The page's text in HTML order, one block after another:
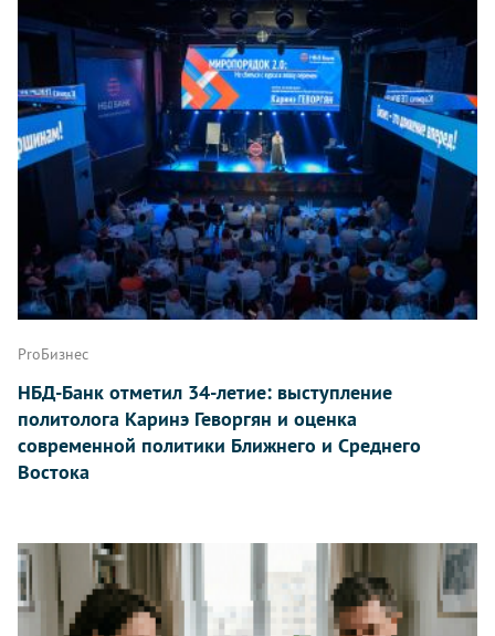
ProБизнес
НБД-Банк отметил 34-летие: выступление
политолога Каринэ Геворгян и оценка
современной политики Ближнего и Среднего
Востока